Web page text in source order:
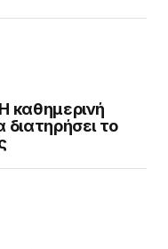
καθημερινή
διατηρήσει το